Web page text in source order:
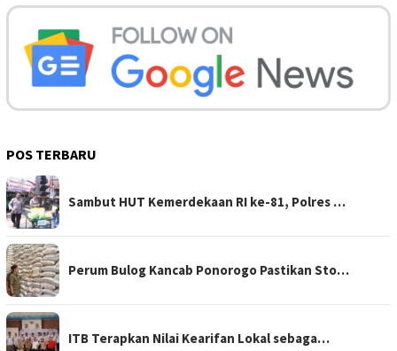
POS TERBARU
Sambut HUT Kemerdekaan RI ke-81, Polres …
Perum Bulog Kancab Ponorogo Pastikan Sto…
ITB Terapkan Nilai Kearifan Lokal sebaga…